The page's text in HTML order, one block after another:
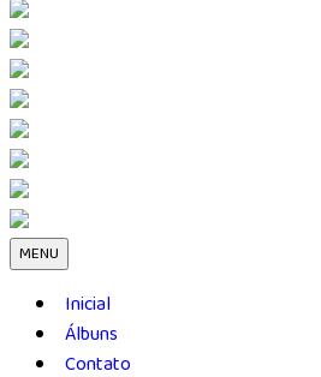
MENU
Inicial
Álbuns
Contato